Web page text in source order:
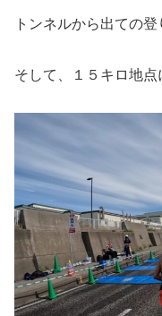
トンネルから出ての
そして、１５キロ地点